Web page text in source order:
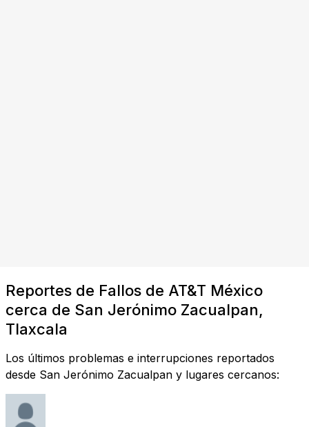
Reportes de Fallos de AT&T México
cerca de San Jerónimo Zacualpan,
Tlaxcala
Los últimos problemas e interrupciones reportados
desde San Jerónimo Zacualpan y lugares cercanos: